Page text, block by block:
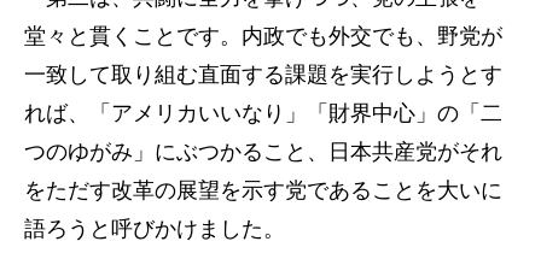
堂々と貫くことです。内政でも外交でも、野党が
一致して取り組む直面する課題を実行しようとす
れば、「アメリカいいなり」「財界中心」の「二
つのゆがみ」にぶつかること、日本共産党がそれ
をただす改革の展望を示す党であることを大いに
語ろうと呼びかけました。